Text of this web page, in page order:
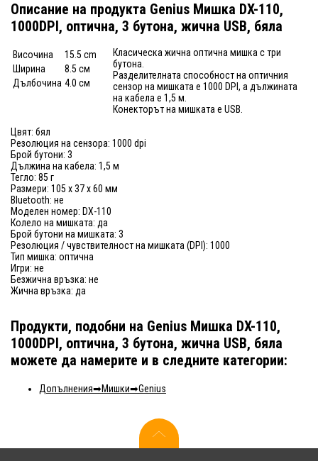
Описание на продукта Genius Мишка DX-110,
1000DPI, оптична, 3 бутона, жична USB, бяла
Височина
15.5 cm
Ширина
8.5 см
Дълбочина 4.0 см
Класическа жична оптична мишка с три
бутона.
Разделителната способност на оптичния
сензор на мишката е 1000 DPI, а дължината
на кабела е 1,5 м.
Конекторът на мишката е USB.
Цвят: бял
Резолюция на сензора: 1000 dpi
Брой бутони: 3
Дължина на кабела: 1,5 м
Тегло: 85 г
Размери: 105 x 37 x 60 мм
Bluetooth: не
Моделен номер: DX-110
Колело на мишката: да
Брой бутони на мишката: 3
Резолюция / чувствителност на мишката (DPI): 1000
Тип мишка: оптична
Игри: не
Безжична връзка: не
Жична връзка: да
Продукти, подобни на Genius Мишка DX-110,
1000DPI, оптична, 3 бутона, жична USB, бяла
можете да намерите и в следните категории:
Допълнения Мишки Genius